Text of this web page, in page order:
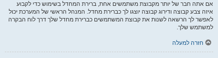
אם אתה חבר של יותר מקבוצת משתמשים אחת, ברירת המחדל בשימוש כדי לקבוע
איזה צבע קבוצה ודירוג קבוצה יוצגו לך כברירת מחדל. המנהל הראשי של המערכת יכול
לאפשר לך הרשאה לשנות את קבוצת המשתמשים כברירת מחדל שלך דרך לוח הבקרה
למשתמש שלך.
חזרה למעלה